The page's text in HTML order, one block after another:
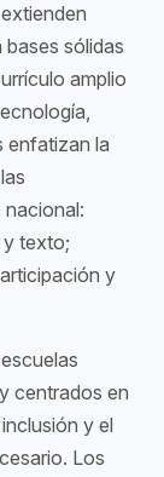
sólidas
amplio
enfatizan la
y texto;
y
centrados en
y el
Los